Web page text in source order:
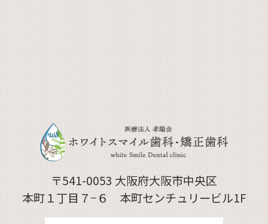
〒541-0053 大阪府大阪市中央区
本町１丁目７−６ 本町センチュリービル1F